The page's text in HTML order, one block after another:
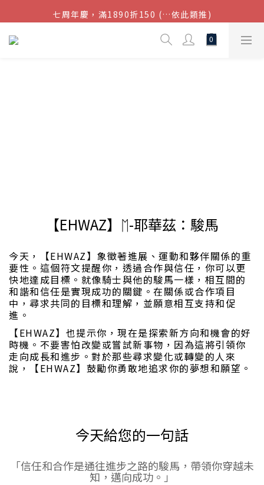
結帳金額滿$1080超取免運
七周年慶，滿1890折150 (…依此類推)
點我加入官方LINE帳號，獲得50元現金券
【EHWAZ】ᛖ-耶華茲：駿馬
今天，【EHWAZ】象徵著進展、運動和夥伴關係的重
要性。這個符文提醒你，透過合作與信任，你可以更
快地達成目標。就像騎士與他的駿馬一樣，相互間的
和諧和信任是實現成功的關鍵。在關係或合作項目
中，尋求共同的目標和理解，並願意相互支持和促
進。
【EHWAZ】也提示你，現在是探索新方向和機會的好
時機。不要害怕改變或嘗試新事物，因為這將引領你
走向成長和進步。對於那些尋求變化或轉變的人來
說，【EHWAZ】鼓勵你勇敢地追求你的夢想和願望。
今天給您的一句話
「信任和合作是通往進步之路的駿馬，帶領你穿越未
知，邁向成功。」